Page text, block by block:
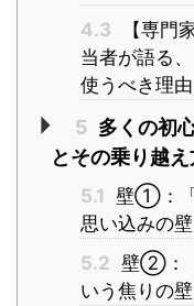
4.3
【専門
当者が語る
使うべき理由
5 多くの初
とその乗り越
5.1 壁①：「
思い込みの壁
5.2 壁②：
いう焦りの壁